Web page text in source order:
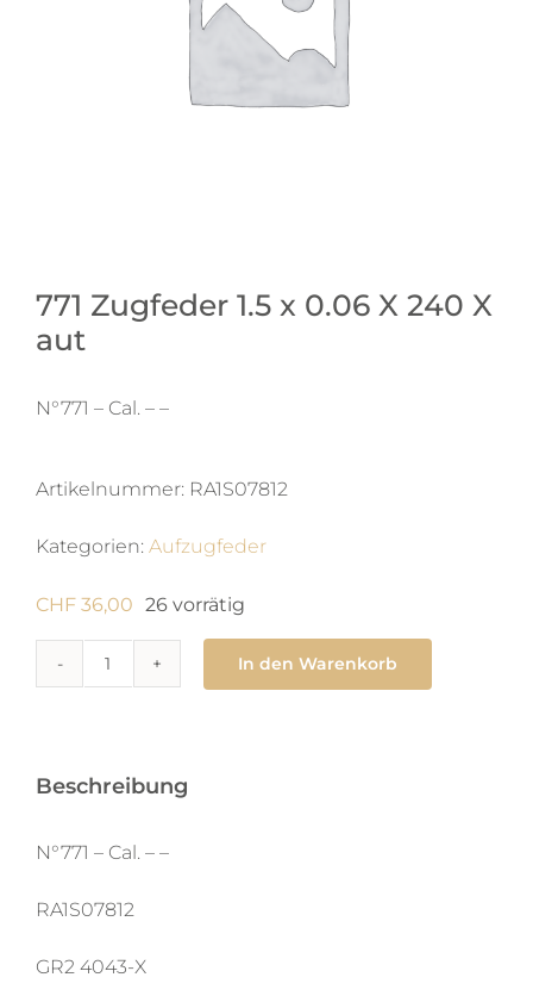
771 Zugfeder 1.5 x 0.06 X 240 X
aut
N°771 – Cal. – –
Artikelnummer: RA1S07812
Kategorien: Aufzugfeder
CHF36,00 26 vorrätig
x
X
X
Menge
In den Warenkorb
Beschreibung
N°771 – Cal. – –
RA1S07812
GR2 4043-X